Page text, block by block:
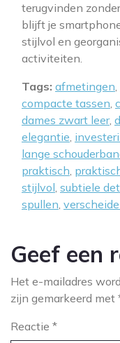
terugvinden
blijft je
stijlvol en
activiteiten.
Tags: afmetingen,
compacte tassen,
dames zwart leer,
elegantie,
lange
praktisch,
stijlvol, subtiele
spullen,
Geef een
Het e-mailadres
zijn gemarkeerd met
Reactie *